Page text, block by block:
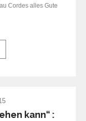
Cordes alles Gute
kann“ :